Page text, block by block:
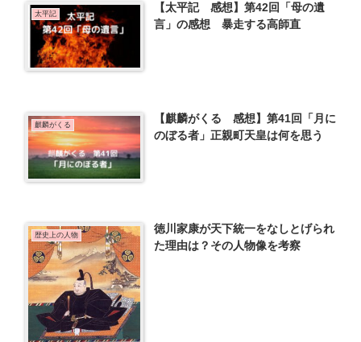
太平記
【太平記 感想】第42回「母の遺
言」の感想 暴走する高師直
麒麟がくる
【麒麟がくる 感想】第41回「月に
のぼる者」正親町天皇は何を思う
歴史上の人物
徳川家康が天下統一をなしとげられ
た理由は？その人物像を考察